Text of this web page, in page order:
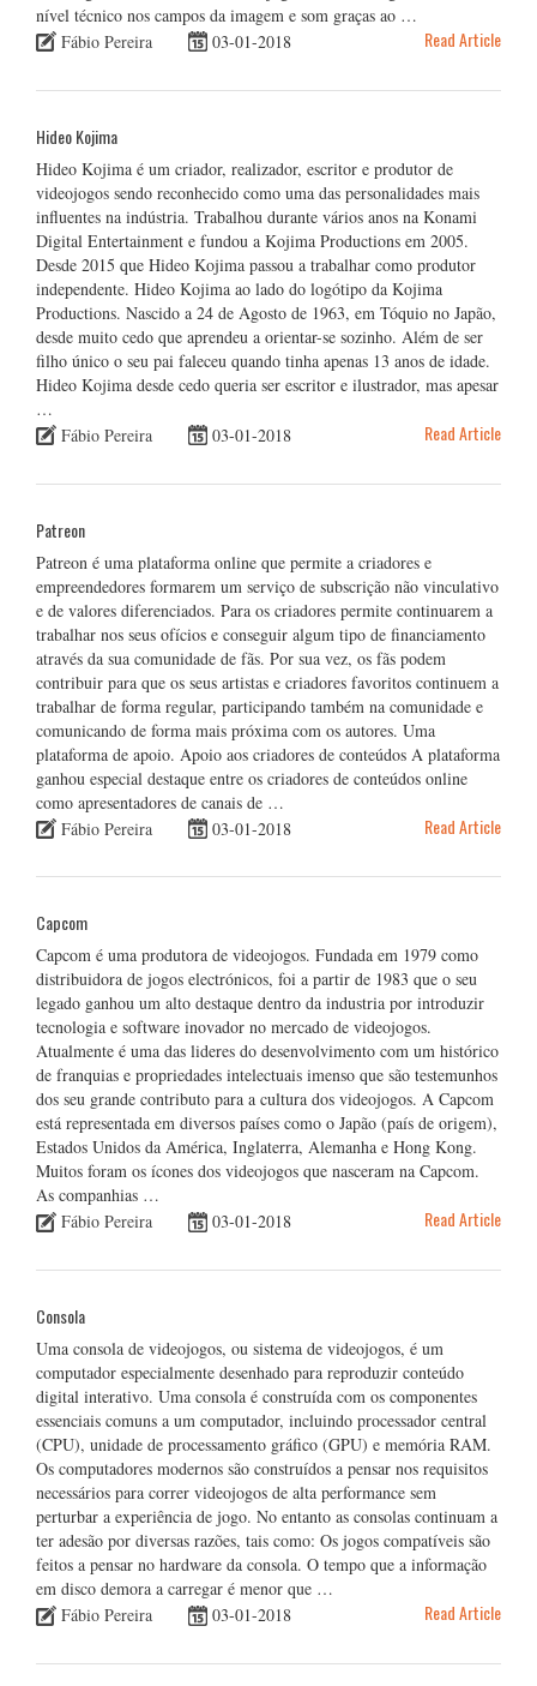
nível técnico nos campos da imagem e som graças ao …
Fábio Pereira
03-01-2018 Read Article
Hideo Kojima
Hideo Kojima é um criador, realizador, escritor e produtor de
videojogos sendo reconhecido como uma das personalidades mais
influentes na indústria. Trabalhou durante vários anos na Konami
Digital Entertainment e fundou a Kojima Productions em 2005.
Desde 2015 que Hideo Kojima passou a trabalhar como produtor
independente. Hideo Kojima ao lado do logótipo da Kojima
Productions. Nascido a 24 de Agosto de 1963, em Tóquio no Japão,
desde muito cedo que aprendeu a orientar-se sozinho. Além de ser
filho único o seu pai faleceu quando tinha apenas 13 anos de idade.
Hideo Kojima desde cedo queria ser escritor e ilustrador, mas apesar
…
Fábio Pereira
03-01-2018 Read Article
Patreon
Patreon é uma plataforma online que permite a criadores e
empreendedores formarem um serviço de subscrição não vinculativo
e de valores diferenciados. Para os criadores permite continuarem a
trabalhar nos seus ofícios e conseguir algum tipo de financiamento
através da sua comunidade de fãs. Por sua vez, os fãs podem
contribuir para que os seus artistas e criadores favoritos continuem a
trabalhar de forma regular, participando também na comunidade e
comunicando de forma mais próxima com os autores. Uma
plataforma de apoio. Apoio aos criadores de conteúdos A plataforma
ganhou especial destaque entre os criadores de conteúdos online
como apresentadores de canais de …
Fábio Pereira
03-01-2018 Read Article
Capcom
Capcom é uma produtora de videojogos. Fundada em 1979 como
distribuidora de jogos electrónicos, foi a partir de 1983 que o seu
legado ganhou um alto destaque dentro da industria por introduzir
tecnologia e software inovador no mercado de videojogos.
Atualmente é uma das lideres do desenvolvimento com um histórico
de franquias e propriedades intelectuais imenso que são testemunhos
dos seu grande contributo para a cultura dos videojogos. A Capcom
está representada em diversos países como o Japão (país de origem),
Estados Unidos da América, Inglaterra, Alemanha e Hong Kong.
Muitos foram os ícones dos videojogos que nasceram na Capcom.
As companhias …
Fábio Pereira
03-01-2018 Read Article
Consola
Uma consola de videojogos, ou sistema de videojogos, é um
computador especialmente desenhado para reproduzir conteúdo
digital interativo. Uma consola é construída com os componentes
essenciais comuns a um computador, incluindo processador central
(CPU), unidade de processamento gráfico (GPU) e memória RAM.
Os computadores modernos são construídos a pensar nos requisitos
necessários para correr videojogos de alta performance sem
perturbar a experiência de jogo. No entanto as consolas continuam a
ter adesão por diversas razões, tais como: Os jogos compatíveis são
feitos a pensar no hardware da consola. O tempo que a informação
em disco demora a carregar é menor que …
Fábio Pereira
03-01-2018 Read Article